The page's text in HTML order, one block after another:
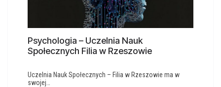
Psychologia – Uczelnia Nauk
Społecznych Filia w Rzeszowie
Uczelnia Nauk Społecznych – Filia w Rzeszowie ma w
swojej…